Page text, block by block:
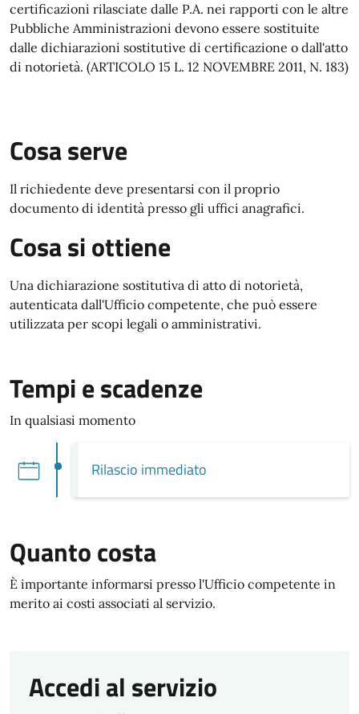
certificazioni rilasciate dalle P.A. nei rapporti con le altre
Pubbliche Amministrazioni devono essere sostituite
dalle dichiarazioni sostitutive di certificazione o dall'atto
di notorietà. (ARTICOLO 15 L. 12 NOVEMBRE 2011, N. 183)
Cosa serve
Il richiedente deve presentarsi con il proprio
documento di identità presso gli uffici anagrafici.
Cosa si ottiene
Una dichiarazione sostitutiva di atto di notorietà,
autenticata dall'Ufficio competente, che può essere
utilizzata per scopi legali o amministrativi.
Tempi e scadenze
In qualsiasi momento
Rilascio immediato
Quanto costa
È importante informarsi presso l'Ufficio competente in
merito ai costi associati al servizio.
Accedi al servizio